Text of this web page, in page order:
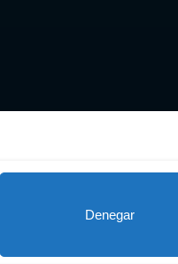
Denegar